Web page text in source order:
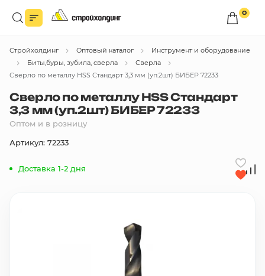
0
Войдите в личный кабинет
Вы сможете оформлять заказы по оптовым ценам.
Каталог товаров
Стройхолдинг Оптовый каталог
Инструмент и оборудование
Биты,буры, зубила, сверла
Сверла
Сверло по металлу HSS Стандарт 3,3 мм (уп.2шт) БИБЕР 72233
Сверло по металлу HSS Стандарт
3,3 мм (уп.2шт) БИБЕР 72233
Оптом и в розницу
Артикул: 72233
Доставка 1-2 дня